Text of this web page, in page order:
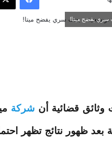
يفضح ميتا!
قضائية أن شركة
بعد ظهور نتائج تظهر